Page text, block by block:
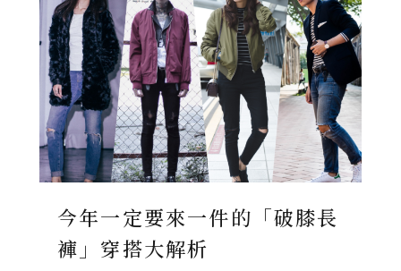
今年一定要來一件的「破膝長
褲」穿搭大解析